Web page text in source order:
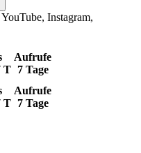
Instagram,
T
Aufrufe
7 Tage
T
Aufrufe
7 Tage